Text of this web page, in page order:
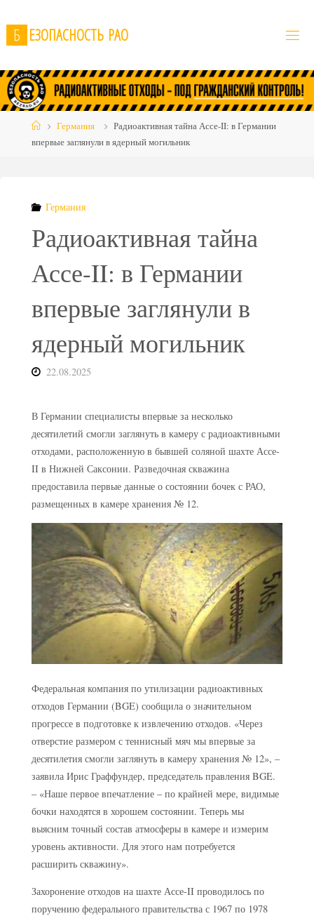
to
content
Б ЕЗОПАСНОСТЬ РАО
HomeГермания
Радиоактивная тайна Ассе-II: в Германии
впервые заглянули в ядерный могильник
Германия
Радиоактивная тайна
Ассе-II: в Германии
впервые заглянули в
ядерный могильник
22.08.2025
В Германии специалисты впервые за несколько
десятилетий смогли заглянуть в камеру с радиоактивными
отходами, расположенную в бывшей соляной шахте Ассе-
II в Нижней Саксонии. Разведочная скважина
предоставила первые данные о состоянии бочек с РАО,
размещенных в камере хранения № 12.
Федеральная компания по утилизации радиоактивных
отходов Германии (BGE) сообщила о значительном
прогрессе в подготовке к извлечению отходов. «Через
отверстие размером с теннисный мяч мы впервые за
десятилетия смогли заглянуть в камеру хранения № 12», –
заявила Ирис Граффундер, председатель правления BGE.
– «Наше первое впечатление – по крайней мере, видимые
бочки находятся в хорошем состоянии. Теперь мы
выясним точный состав атмосферы в камере и измерим
уровень активности. Для этого нам потребуется
расширить скважину».
Захоронение отходов на шахте Ассе-II проводилось по
поручению федерального правительства с 1967 по 1978